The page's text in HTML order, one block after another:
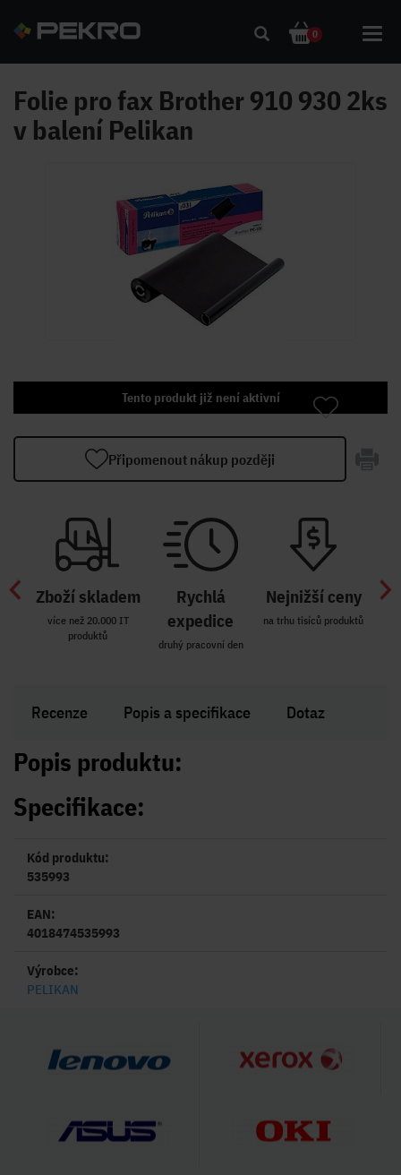
0
Folie pro fax Brother 910 930 2ks
v balení Pelikan
Tento produkt již není aktivní
Připomenout nákup později
Zboží skladem
více než 20.000 IT
produktů
Rychlá
expedice
druhý pracovní den
Nejnižší ceny
na trhu tisíců produktů
Recenze Popis a specifikace Dotaz
Popis produktu:
Specifikace:
Kód produktu:
535993
EAN:
4018474535993
Výrobce:
PELIKAN